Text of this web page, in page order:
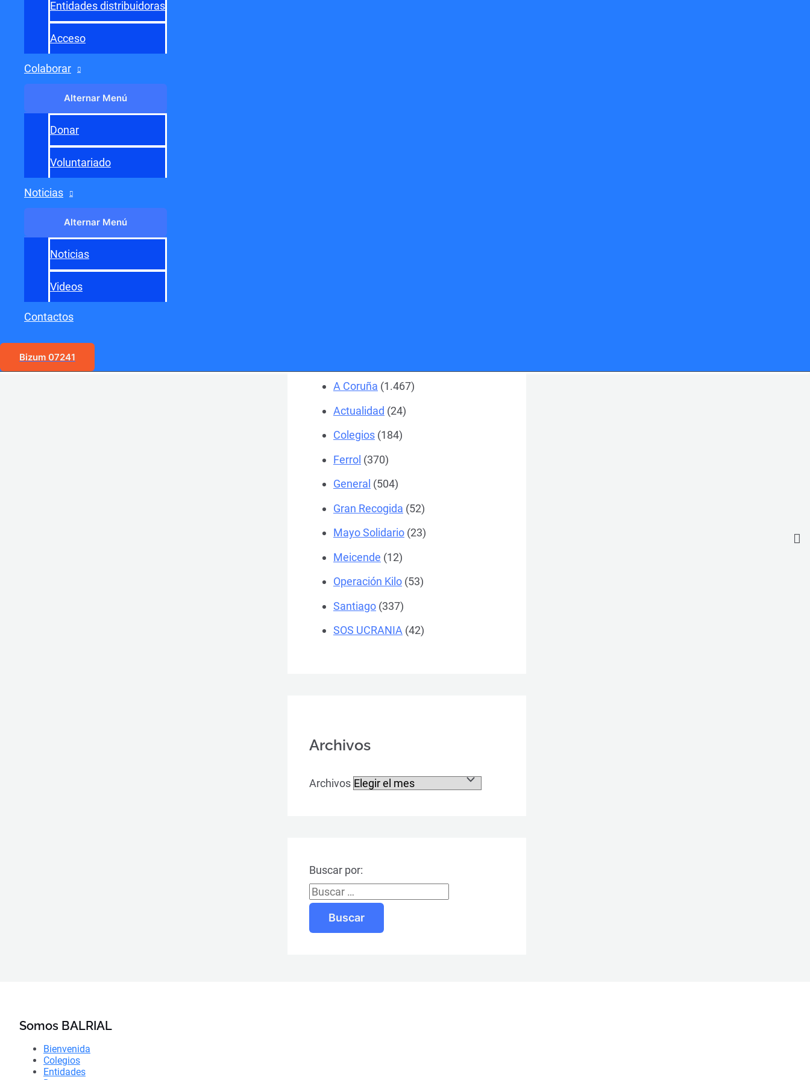
Entidades distribuidoras
Acceso
Colaborar
Alternar Menú
Donar
Voluntariado
Noticias
Alternar Menú
Noticias
Videos
Contactos
Bizum 07241
Navegación de entradas
Entrada anterior
Entrada siguiente→
A Coruña (1.467)
Actualidad (24)
Colegios (184)
Ferrol (370)
General (504)
Gran Recogida (52)
Mayo Solidario (23)
Meicende (12)
Operación Kilo (53)
Santiago (337)
SOS UCRANIA (42)
Archivos
Archivos
Buscar por:
Somos BALRIAL
Bienvenida
Colegios
Entidades